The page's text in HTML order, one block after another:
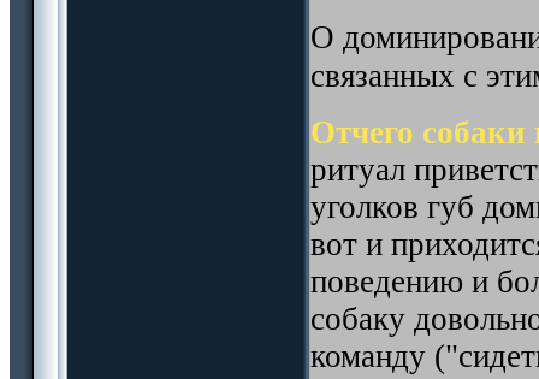
О
связанных с
Отчего
ритуал
уголков губ
вот и
поведению и
собаку
команду